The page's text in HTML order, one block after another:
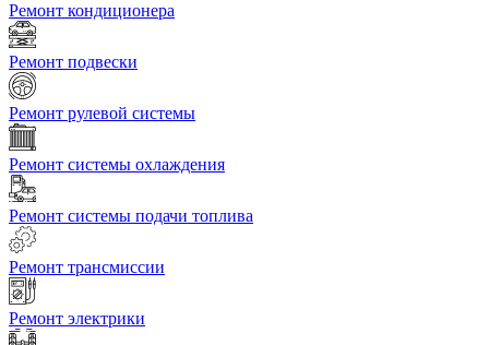
Ремонт кондиционера
Ремонт подвески
Ремонт рулевой системы
Ремонт системы охлаждения
Ремонт системы подачи топлива
Ремонт трансмиссии
Ремонт электрики